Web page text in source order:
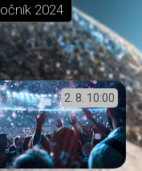
2024
2. 8. 10:00